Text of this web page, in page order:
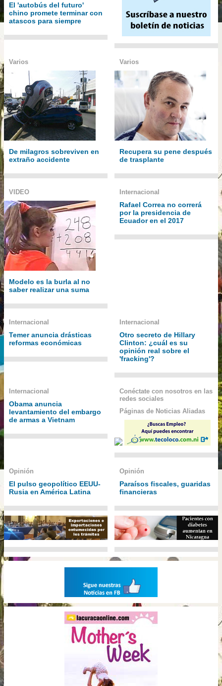
El 'autobús del futuro'
chino promete terminar con
atascos para siempre
Varios
De milagros sobreviven en
extraño accidente
Varios
Recupera su pene después
de trasplante
VIDEO
Modelo es la burla al no
saber realizar una suma
Internacional
Rafael Correa no correrá
por la presidencia de
Ecuador en el 2017
Internacional
Temer anuncia drásticas
reformas económicas
Internacional
Otro secreto de Hillary
Clinton: ¿cuál es su
opinión real sobre el
'fracking'?
Internacional
Obama anuncia
levantamiento del embargo
de armas a Vietnam
Conéctate con nosotros en las
redes sociales
Páginas de Noticias Aliadas
Opinión
El pulso geopolítico EEUU-
Rusia en América Latina
Opinión
Paraísos fiscales, guaridas
financieras